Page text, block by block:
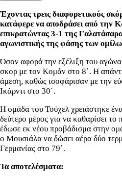
Έχοντας τρεις διαφορετικούς
κατάφερε να αποδράσει από την
επικρατώντας 3-1 της
αγωνιστικής της φάσης των
Όσον αφορά την εξέλιξη του
σκορ με τον Κομάν στο 8΄. Η
άμεση, καθώς ισοφάρισαν με την
Ικάρντι στο 30΄.
Η ομάδα του Τούχελ χρειάστηκε
δεύτερο μέρος για να καθαρίσει το
έδωσε εκ νέου προβάδισμα στην
ο Μουσιάλα να δώσει αέρα δύο
Γερμανίας στο 79΄.
Τα αποτελέσματα: